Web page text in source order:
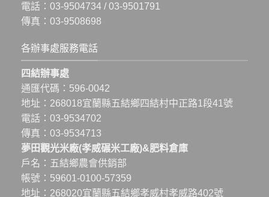
電話： 03-9504734 /03-9501791
傳真：03-9508698
各辦事處服務電話
四結辦事處
通匯代碼：596-0042
地址： 268018宜蘭縣五結鄉四結村中正路1段41號
電話： 03-9534702
傳真：03-9534713
夢田觀光米廠(孝威碾米工廠)&肥料倉庫
戶名：五結鄉農會供銷部
帳號：59601-0100-57359
地址： 268020宜蘭縣五結鄉孝威村孝威路402號